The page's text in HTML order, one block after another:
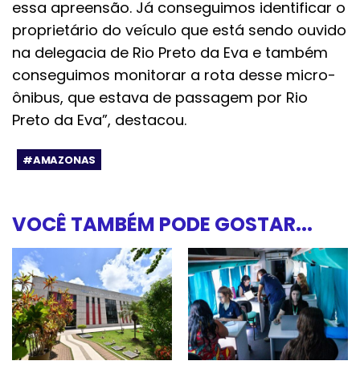
essa apreensão. Já conseguimos identificar o
proprietário do veículo que está sendo ouvido
na delegacia de Rio Preto da Eva e também
conseguimos monitorar a rota desse micro-
ônibus, que estava de passagem por Rio
Preto da Eva”, destacou.
#AMAZONAS
VOCÊ TAMBÉM PODE GOSTAR...